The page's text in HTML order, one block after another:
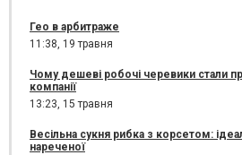
Гео в арбитраже
11:38, 19 травня
Чому дешеві робочі черевики стали
компанії
13:23, 15 травня
Весільна сукня рибка з корсетом:
нареченої